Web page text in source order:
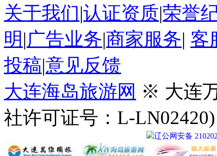
关于我们|认证资质|荣誉
明 |广告业务|商家服务| 客
投稿|意见反馈
大连海岛旅游网 ※ 大连
社许可证号：L-
辽公网安备